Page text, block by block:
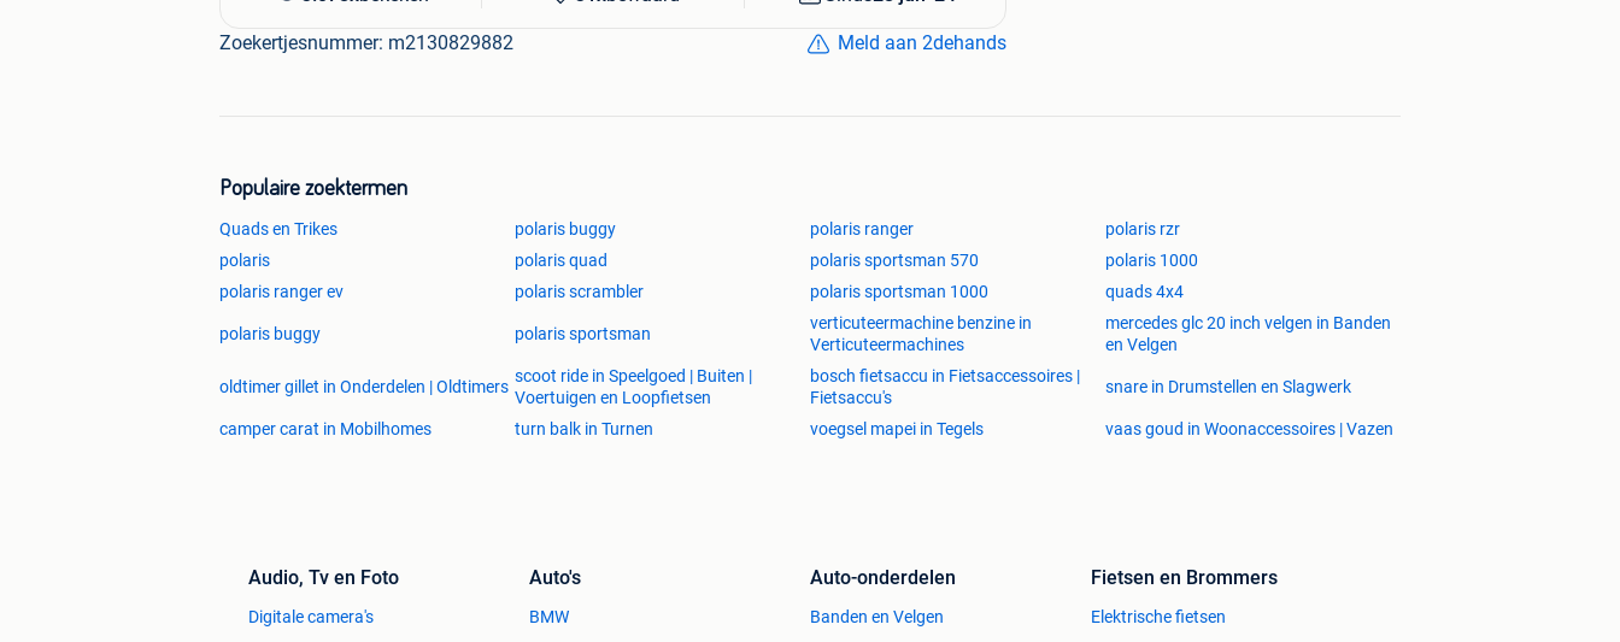
Zoekertjesnummer: m2130829882 Meld aan 2dehands
Populaire zoektermen
Quads en Trikes polaris buggy polaris ranger
polaris rzr
polaris
polaris quad polaris sportsman 570
polaris 1000
polaris ranger ev
polaris scrambler polaris sportsman 1000 quads 4x4
polaris buggy polaris sportsman
verticuteermachine benzine in
Verticuteermachines
mercedes glc 20 inch velgen in Banden
en Velgen
oldtimer gillet in Onderdelen | Oldtimers
scoot ride in Speelgoed | Buiten |
Voertuigen en Loopfietsen
bosch fietsaccu in Fietsaccessoires |
Fietsaccu's
snare in Drumstellen en Slagwerk
camper carat in Mobilhomes turn balk in Turnen voegsel mapei in Tegels vaas goud in Woonaccessoires | Vazen
Audio, Tv en Foto
Digitale camera's
Auto's
BMW
Auto-onderdelen
Banden en Velgen
Fietsen en Brommers
Elektrische fietsen